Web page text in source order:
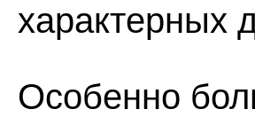
характерных
Особенно